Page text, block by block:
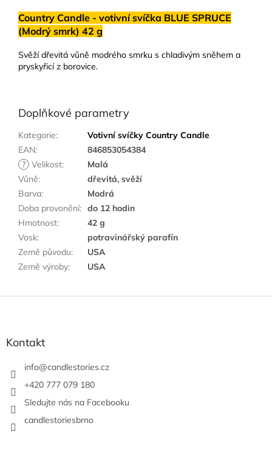
Country Candle - votivní svíčka BLUE SPRUCE
(Modrý smrk) 42 g
Svěží dřevitá vůně modrého smrku s chladivým sněhem a
pryskyřicí z borovice.
Doplňkové parametry
Kategorie:
Votivní svíčky Country Candle
EAN:
846853054384
? Velikost:
Malá
Vůně:
dřevitá, svěží
Barva:
Modrá
Doba provonění: do 12 hodin
Hmotnost:
42 g
Vosk:
potravinářský parafín
Země původu:
USA
Země výroby: USA
Kontakt
info@candlestories.cz
+420 777 079 180
Sledujte nás na Facebooku
candlestoriesbrno